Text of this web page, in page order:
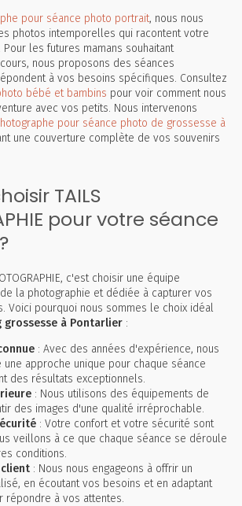
pour séance photo portrait, nous nous
photos intemporelles qui racontent votre
les futures mamans souhaitant
nous proposons des séances
à vos besoins spécifiques. Consultez
bébé et bambins pour voir comment nous
avec vos petits. Nous intervenons
pour séance photo de grossesse à
une couverture complète de vos souvenirs
TAILS
pour votre séance
c'est choisir une équipe
la photographie et dédiée à capturer vos
Voici pourquoi nous sommes le choix idéal
grossesse à Pontarlier :
: Avec des années d'expérience, nous
approche unique pour chaque séance
des résultats exceptionnels.
: Nous utilisons des équipements de
des images d'une qualité irréprochable.
: Votre confort et votre sécurité sont
veillons à ce que chaque séance se déroule
conditions.
client : Nous nous engageons à offrir un
en écoutant vos besoins et en adaptant
répondre à vos attentes.